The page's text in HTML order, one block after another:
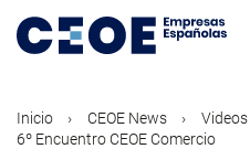
contenido
Inicio CEOE News
Videos
6º Encuentro CEOE Comercio